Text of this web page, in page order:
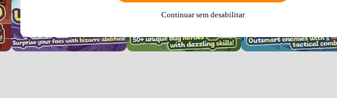
Continuar sem desabilitar